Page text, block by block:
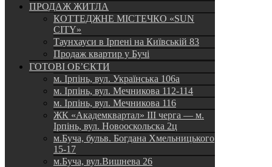
ПРОДАЖ ЖИТЛА
КОТТЕДЖНЕ МІСТЕЧКО «SUN
CITY»
Таунхауси в Ірпені на Київській 83
Продаж квартир у Бучі
ГОТОВІ ОБ’ЄКТИ
м. Ірпінь, вул. Українська 106а
м. Ірпінь, вул. Мечникова 112-114
м. Ірпінь, вул. Мечникова 116
ЖК «Академквартал» III черга — м.
Ірпінь, вул. Новооскольска 2ц
м.Буча, бульв. Богдана Хмельницького
15-17
м.Буча, вул.Вишнева 26